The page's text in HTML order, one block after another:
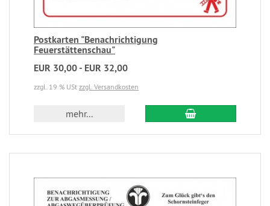
Postkarten "Benachrichtigung
Feuerstättenschau"
EUR 30,00 - EUR 32,00
zzgl. 19 % USt zzgl. Versandkosten
mehr...